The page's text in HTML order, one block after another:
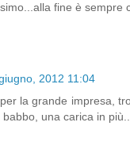
fine è sempre
2012 11:04
la grande impresa,
una carica in più...